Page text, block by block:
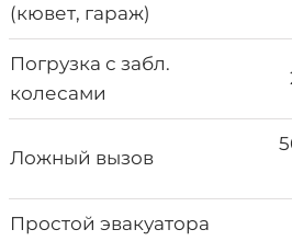
(кювет, гараж)
Погрузка с забл.
колесами
Ложный вызов
Простой эвакуатора